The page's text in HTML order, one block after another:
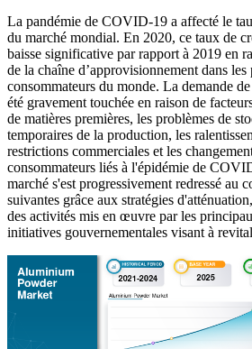
La pandémie de COVID-19 a affecté le
du marché mondial. En 2020, ce taux de
baisse significative par rapport à 2019 en
de la chaîne d’approvisionnement dans
consommateurs du monde. La demande
été gravement touchée en raison de
de matières premières, les problèmes de
temporaires de la production, les
restrictions commerciales et les
consommateurs liés à l'épidémie de
marché s'est progressivement redressé au
suivantes grâce aux stratégies
des activités mis en œuvre par les
initiatives gouvernementales visant à